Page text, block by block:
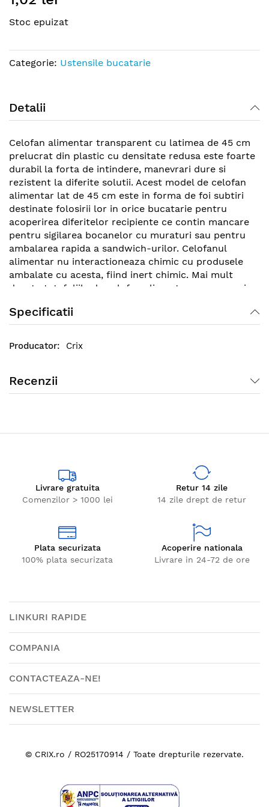
beginning
the
images
Stoc epuizat
Categorie: Ustensile bucatarie
Detalii
Celofan alimentar transparent cu latimea de 45 cm
prelucrat din plastic cu densitate redusa este foarte
durabil la forta de intindere, manevrari dure si
rezistent la diferite solutii. Acest model de celofan
alimentar lat de 45 cm este in forma de foi subtiri
destinate folosirii lor in orice bucatarie pentru
acoperirea diferitelor recipiente ce contin mancare
pentru sigilarea bocanelor cu muraturi sau pentru
ambalarea rapida a sandwich-urilor. Celofanul
alimentar nu interactioneaza chimic cu produsele
ambalate cu acesta, fiind inert chimic. Mai mult
decat atat, foliile de celofan alimentar nu au nevoie
orice fel de spatiu.
Specificatii
Crix
Recenzii
Livrare gratuita
Comenzilor > 1000 lei
Retur 14 zile
14 zile drept de retur
Plata securizata
100% plata securizata
Acoperire nationala
Livrare in 24-72 de ore
LINKURI RAPIDE
COMPANIA
CONTACTEAZA-NE!
NEWSLETTER
© CRIX.ro / RO25170914 / Toate drepturile rezervate.